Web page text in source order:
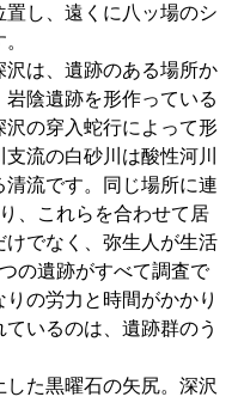
し、遠くに八ッ場のシ
は、遺跡のある場所か
陰遺跡を形作っている
の穿入蛇行によって形
流の白砂川は酸性河川
流です。同じ場所に連
、これらを合わせて居
でなく、弥生人が生活
の遺跡がすべて調査で
の労力と時間がかかり
いるのは、遺跡群のう
した黒曜石の矢尻。深沢